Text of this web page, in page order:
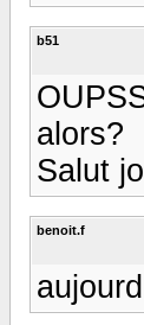
b51
alors?
Salut
benoit.f